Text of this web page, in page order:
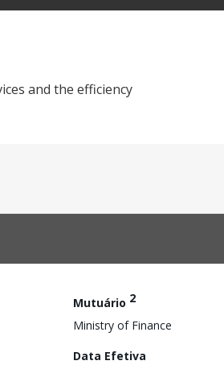
and the efficiency
Mutuário 2
Ministry of Finance
Data Efetiva